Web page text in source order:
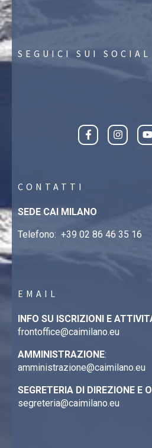
SEGUICI SUI SOCIAL
CONTATTI
SEDE CAI MILANO
Telefono: +39 02 86 46 35 16
EMAIL
INFO SU ISCRIZIONI E
frontoffice@caimilano.eu
AMMINISTRAZIONE:
amministrazione@caimilano.eu
SEGRETERIA DI DIREZIONE E
segreteria@caimilano.eu